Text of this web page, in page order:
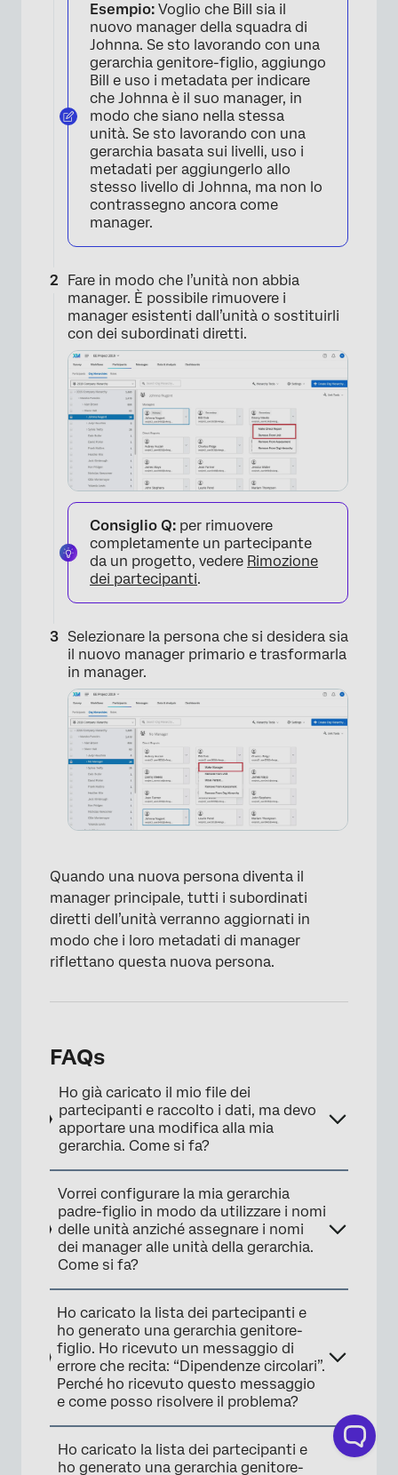
×
Esempio: Voglio che Bill sia il
nuovo manager della squadra di
Johnna. Se sto lavorando con una
gerarchia genitore-figlio, aggiungo
Bill e uso i metadata per indicare
che Johnna è il suo manager, in
modo che siano nella stessa
unità. Se sto lavorando con una
gerarchia basata sui livelli, uso i
metadati per aggiungerlo allo
stesso livello di Johnna, ma non lo
contrassegno ancora come
manager.
Fare in modo che l’unità non abbia
manager. È possibile rimuovere i
manager esistenti dall’unità o sostituirli
con dei subordinati diretti.
Consiglio Q: per rimuovere
completamente un partecipante
da un progetto, vedere Rimozione
dei partecipanti.
Selezionare la persona che si desidera sia
il nuovo manager primario e trasformarla
in manager.
Quando una nuova persona diventa il
manager principale, tutti i subordinati
diretti dell’unità verranno aggiornati in
modo che i loro metadati di manager
riflettano questa nuova persona.
FAQs
Ho già caricato il mio file dei
partecipanti e raccolto i dati, ma devo
apportare una modifica alla mia
gerarchia. Come si fa?
Vorrei configurare la mia gerarchia
padre-figlio in modo da utilizzare i nomi
delle unità anziché assegnare i nomi
dei manager alle unità della gerarchia.
Come si fa?
Ho caricato la lista dei partecipanti e
ho generato una gerarchia genitore-
figlio. Ho ricevuto un messaggio di
errore che recita: “Dipendenze circolari”.
Perché ho ricevuto questo messaggio
e come posso risolvere il problema?
Ho caricato la lista dei partecipanti e
ho generato una gerarchia genitore-